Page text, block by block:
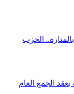
الحزب
بعقد الجمع العام